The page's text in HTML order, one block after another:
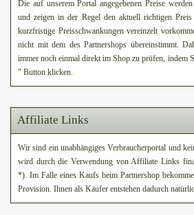
Die auf unserem Portal angegebenen Preise
und zeigen in der Regel den aktuell richtigen
kurzfristige Preisschwankungen vereinzelt
nicht mit dem des Partnershops übereinstimmt.
immer noch einmal direkt im Shop zu prüfen, indem
" Button klicken.
Affiliate Links
Wir sind ein unabhängiges Verbraucherportal und
wird durch die Verwendung von Affiliate Links
*). Im Falle eines Kaufs beim Partnershop
Provision. Ihnen als Käufer entstehen dadurch